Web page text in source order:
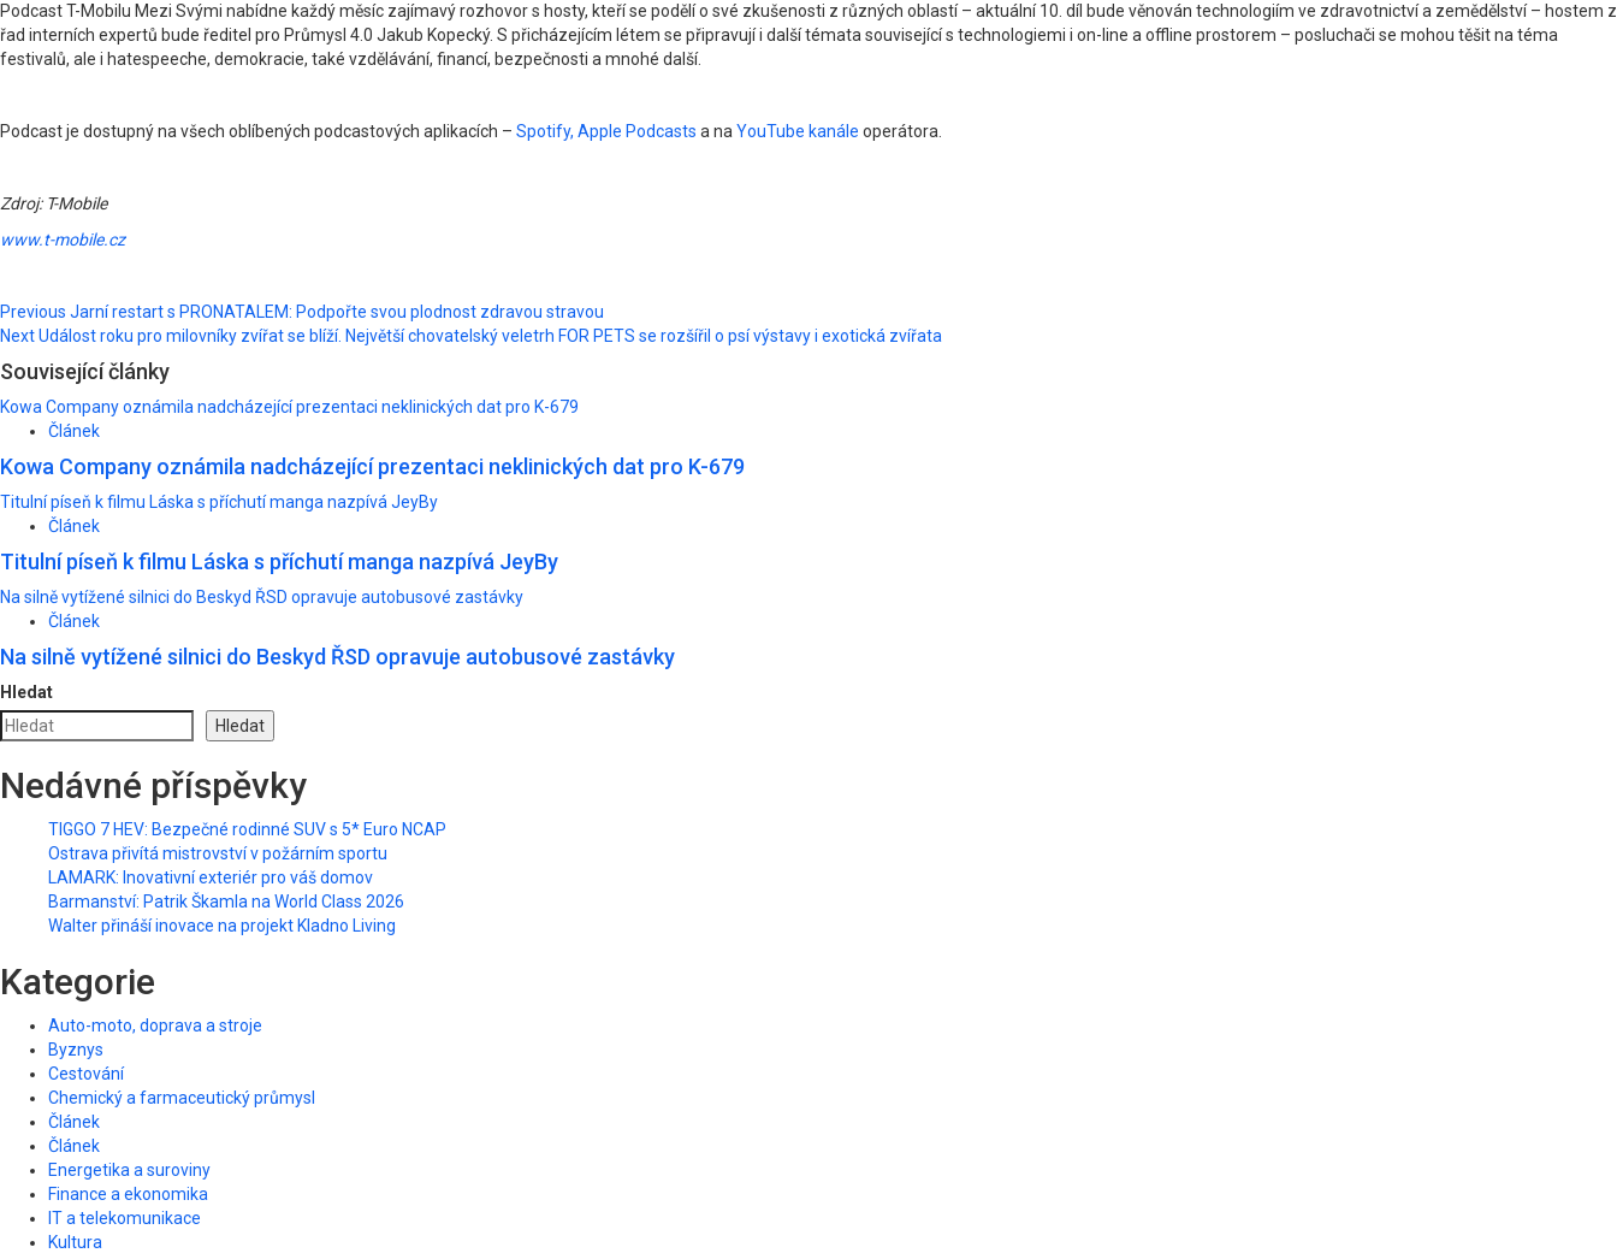
Podcast T-Mobilu Mezi Svými nabídne každý měsíc zajímavý rozhovor s hosty, kteří se podělí o své zkušenosti z různých oblastí – aktuální 10. díl bude věnován technologiím ve zdravotnictví a zemědělství – hostem z
řad interních expertů bude ředitel pro Průmysl 4.0 Jakub Kopecký. S přicházejícím létem se připravují i další témata související s technologiemi i on-line a offline prostorem – posluchači se mohou těšit na téma
festivalů, ale i hatespeeche, demokracie, také vzdělávání, financí, bezpečnosti a mnohé další.
Podcast je dostupný na všech oblíbených podcastových aplikacích – Spotify, Apple Podcasts a naYouTube kanále operátora.
Zdroj: T-Mobile
www.t-mobile.cz
Post
navigation
Previous Jarní restart s PRONATALEM: Podpořte svou plodnost zdravou stravou
NextUdálost roku pro milovníky zvířat se blíží. Největší chovatelský veletrh FOR PETS se rozšířil o psí výstavy i exotická zvířata
Související články
Kowa Company oznámila nadcházející prezentaci neklinických dat pro K-679
Článek
Kowa Company oznámila nadcházející prezentaci neklinických dat pro K-679
Titulní píseň k filmu Láska s příchutí manga nazpívá JeyBy
Článek
Titulní píseň k filmu Láska s příchutí manga nazpívá JeyBy
Na silně vytížené silnici do Beskyd ŘSD opravuje autobusové zastávky
Článek
Na silně vytížené silnici do Beskyd ŘSD opravuje autobusové zastávky
Hledat
Hledat
Nedávné příspěvky
TIGGO 7 HEV: Bezpečné rodinné SUV s 5* Euro NCAP
Ostrava přivítá mistrovství v požárním sportu
LAMARK: Inovativní exteriér pro váš domov
Barmanství: Patrik Škamla na World Class 2026
Walter přináší inovace na projekt Kladno Living
Kategorie
Auto-moto, doprava a stroje
Byznys
Cestování
Chemický a farmaceutický průmysl
Článek
Článek
Energetika a suroviny
Finance a ekonomika
IT a telekomunikace
Kultura